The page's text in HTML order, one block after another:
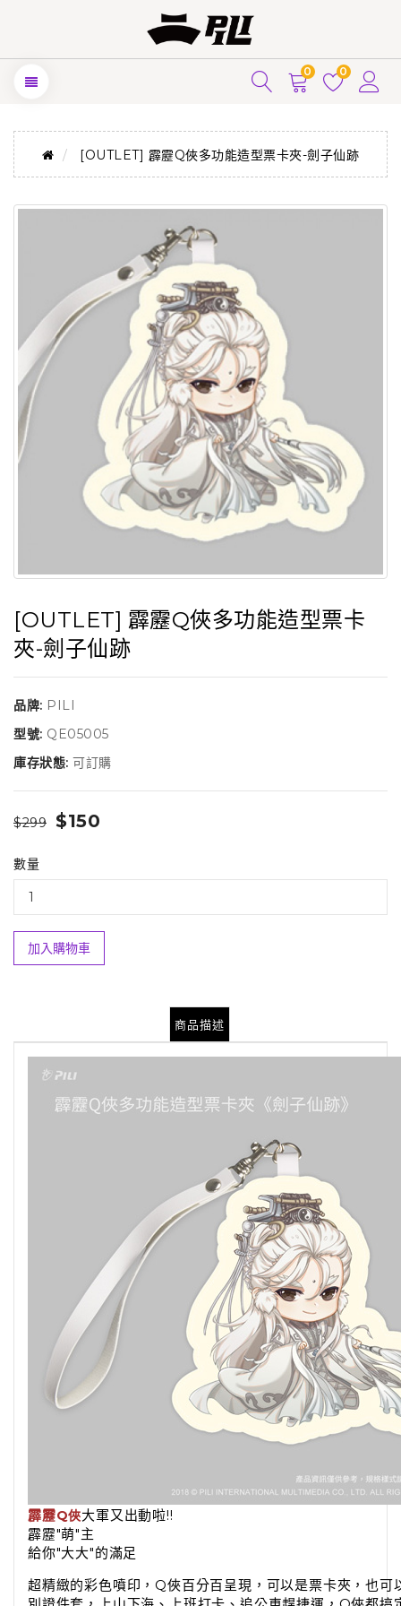
0 0
[OUTLET] 霹靂Q俠多功能造型票卡夾-劍子仙跡
[OUTLET] 霹靂Q俠多功能造型票卡
夾-劍子仙跡
品牌: PILI
型號: QE05005
庫存狀態: 可訂購
$299 $150
數量
加入購物車
商品描述
霹靂Q俠大軍又出動啦!!
霹靂"萌"主
給你"大大"的滿足
超精緻的彩色噴印，Q俠百分百呈現，可以是票卡夾，也可